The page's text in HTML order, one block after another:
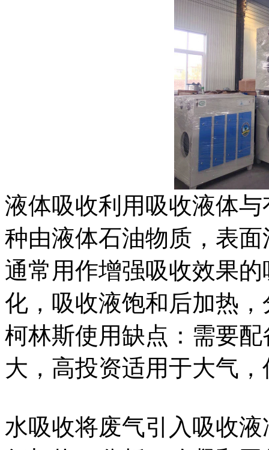
液体吸收利用吸收液体
种由液体石油物质，表
通常用作增强吸收效果
化，吸收液饱和后加热
柯林斯使用缺点：需要
大，高投资适用于大气
水吸收将废气引入吸收